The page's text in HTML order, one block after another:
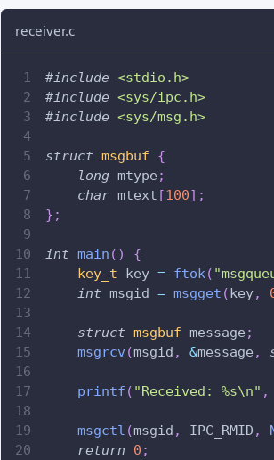
receiver.c
#include <stdio.h>
#include <sys/ipc.h>
#include <sys/msg.h>
struct msgbuf
{
long mtype ;
char mtext [100] ;
} ;
int main ( )
{
key_t key = ftok(
int msgid = msgget (key,
struct msgbuf message ;
msgrcv (msgid , &message ,
printf ( "Received: %s\n" ,
msgctl (msgid , IPC_RMID ,
return
0 ;